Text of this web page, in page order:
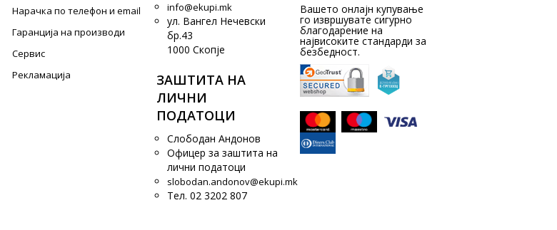
Нарачка по телефон и еmail
Гаранција на производи
Сервис
Рекламација
info@ekupi.mk
ул. Вангел Нечевски
бр.43
1000 Скопје
ЗАШТИТА НА
ЛИЧНИ
ПОДАТОЦИ
Слободан Андонов
Офицер за заштита на
лични податоци
slobodan.andonov@ekupi.mk
Тел. 02 3202 807
Вашето онлајн купување
го извршувате сигурно
благодарение на
највисоките стандарди за
безбедност.